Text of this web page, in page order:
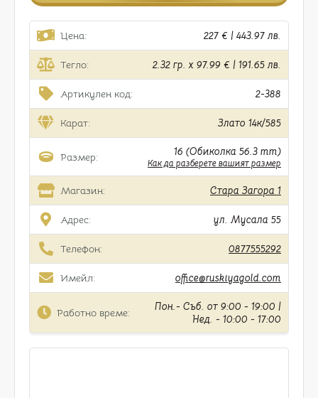
Цена: 227 € | 443.97 лв.
Тегло: 2.32 гр. x 97.99 € | 191.65 лв.
Артикулен код: 2-388
Карат: Злато 14к/585
Размер: 16 (Обиколка 56.3 mm)
Как да разберете вашият размер
Магазин: Стара Загора 1
Адрес: ул. Мусала 55
Телефон: 0877555292
Имейл: office@ruskiyagold.com
Работно време:
Пон.- Съб. от 9:00 - 19:00 |
Нед. - 10:00 - 17:00